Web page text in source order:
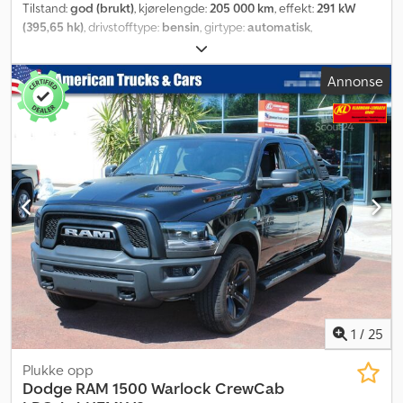
Tilstand:god (brukt), kjørelengde:205 000 km, effekt:291 kW
(395,65 hk), drivstofftype: bensin, girtype:automatisk,
, totalvekt:
maksimal lastevekt:1 000 kg, driftsvekt:7 000 kg, første
registrering:10/2012, utslippsklasse: , farge:hvit, fjæring:
luft, dekkstørrelse:305/45 R 22, antall seter:5, antall tidligere
eiere:1 , Byggeår:2012, Utstyr:ABS, aircondition, cruise control,
differensialsperre, firehjulsdrift, helårsdekk, lastebilregistrering,
navigasjonssystem, sentral låsing, setevarmer, tilhengerkobling,
tåkelys
Annonse
1 / 25
Plukke opp
Dodge RAM 1500 Warlock CrewCab